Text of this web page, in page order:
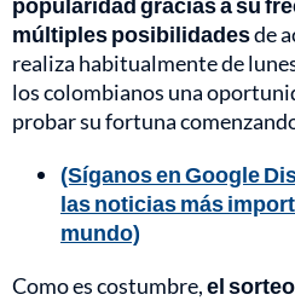
múltiples posibilidadesde
realiza habitualmente de
los colombianos una
probar su fortuna
(Síganos en Google
las noticias más
mundo)
Como es costumbre,el